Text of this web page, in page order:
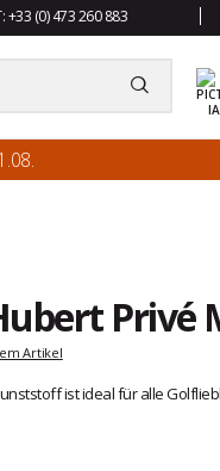
+33 (0) 473 260 883
Privé
Artikel
ist ideal für alle